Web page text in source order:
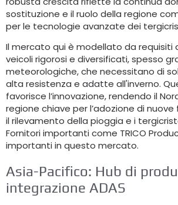
sostituzione e il ruolo della regione
per le tecnologie avanzate dei
Il mercato qui è modellato da requisiti
veicoli rigorosi e diversificati, spesso
meteorologiche, che necessitano di
alta resistenza e adatte all'inverno.
favorisce l’innovazione, rendendo il
regione chiave per l’adozione di
il rilevamento della pioggia e i
Fornitori importanti come TRICO
importanti in questo mercato.
Asia-Pacifico: Hub di
integrazione ADAS